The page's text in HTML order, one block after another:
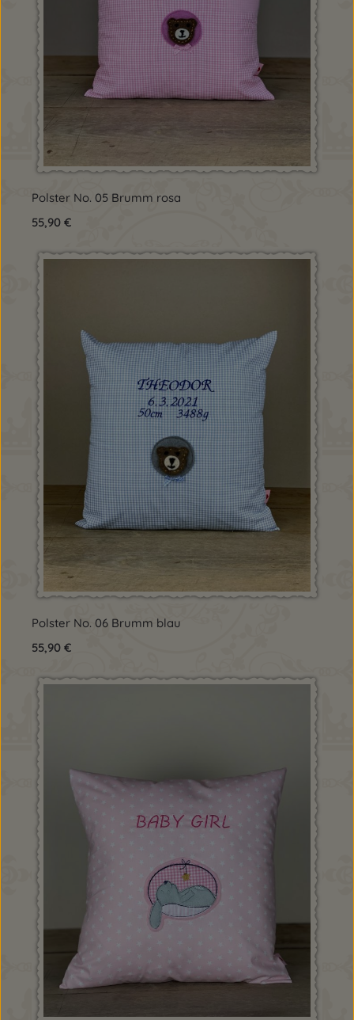
Polster No. 05 Brumm rosa
Regulärer Preis:
55,90 €
Polster No. 06 Brumm blau
Regulärer Preis:
55,90 €